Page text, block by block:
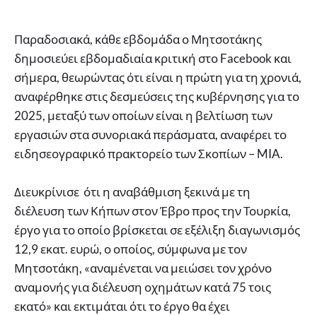
Παραδοσιακά, κάθε εβδομάδα ο Μητσοτάκης
δημοσιεύει εβδομαδιαία κριτική στο Facebook και
σήμερα, θεωρώντας ότι είναι η πρώτη για τη χρονιά,
αναφέρθηκε στις δεσμεύσεις της κυβέρνησης για το
2025, μεταξύ των οποίων είναι η βελτίωση των
εργασιών στα συνοριακά περάσματα, αναφέρει το
ειδησεογραφικό πρακτορείο των Σκοπίων – MIA.
Διευκρίνισε ότι η αναβάθμιση ξεκινά με τη
διέλευση των Κήπων στον Έβρο προς την Τουρκία,
έργο για το οποίο βρίσκεται σε εξέλιξη διαγωνισμός
12,9 εκατ. ευρώ, ο οποίος, σύμφωνα με τον
Μητσοτάκη, «αναμένεται να μειώσει τον χρόνο
αναμονής για διέλευση οχημάτων κατά 75 τοις
εκατό» και εκτιμάται ότι το έργο θα έχει